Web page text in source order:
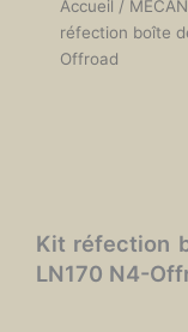
Accueil /
réfection boîte
Offroad
Kit réfection
LN170 N4-